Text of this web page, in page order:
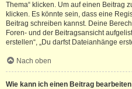
Thema“ klicken. Um auf einen Beitrag
klicken. Es könnte sein, dass eine
Beitrag schreiben kannst. Deine
Foren- und der Beitragsansicht
erstellen“, „Du darfst Dateianhänge
Nach oben
Wie kann ich einen Beitrag